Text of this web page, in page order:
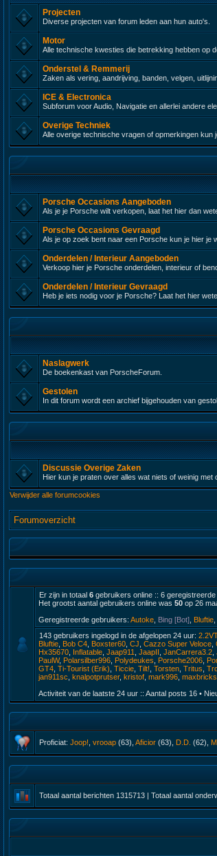
Projecten
Diverse projecten van forum leden aan hun auto's.
Motor
Alle technische kwesties die betrekking hebben op
Onderstel & Remmerij
Zaken als vering, aandrijving, banden, velgen,
ICE & Electronica
Subforum voor Audio, Navigatie en allerlei andere
Overige Techniek
Alle overige technische vragen of opmerkingen kun
Porsche Occasions Aangeboden
Als je je Porsche wilt verkopen, laat het hier dan
Porsche Occasions Gevraagd
Als je op zoek bent naar een Porsche kun je hier je
Onderdelen / Interieur Aangeboden
Verkoop hier je Porsche onderdelen, interieur of
Onderdelen / Interieur Gevraagd
Heb je iets nodig voor je Porsche? Laat het hier
Naslagwerk
De boekenkast van PorscheForum.
Gestolen
In dit forum wordt een archief bijgehouden van
Discussie Overige Zaken
Hier kun je praten over alles wat niets of weinig met
Verwijder alle forumcookies
Forumoverzicht
Er zijn in totaal 6 gebruikers online :: 6
Het grootst aantal gebruikers online was 50 op 26
Geregistreerde gebruikers: Autoke Bing [Bot] Bluftie
143 gebruikers ingelogd in de afgelopen 24 uur:
Bluftie Bob C4 Boxster60 CJ Cazzo Super Veloce
Hx35670 Inflatable Jaap911 JaapII JanCarrera3.2
PaulW, Polarsilber996 Polydeukes Porsche2006
GT4 Ti-Tourist (Erik) Ticcie Tilt! Torsten Tritus
jan911sc knalpotprutser, kristof mark996 maxbricks
Activiteit van de laatste 24 uur :: Aantal posts 16 •
Proficiat: Joop! vrooap (63), Aficior (63), D.D. (62),
Totaal aantal berichten 1315713 | Totaal aantal